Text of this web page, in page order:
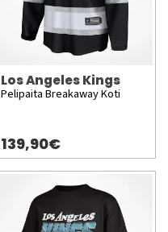
Los Angeles Kings
Pelipaita Breakaway Koti
139,90€